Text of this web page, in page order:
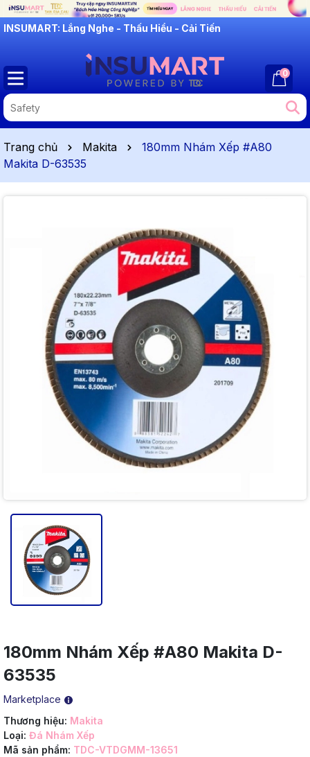
INSUMART: Lắng Nghe - Thấu Hiểu - Cải Tiến
0
Trang chủ Makita
180mm Nhám Xếp #A80
Makita D-63535
180mm Nhám Xếp #A80 Makita D-
63535
Marketplace
Thương hiệu: Makita
Loại: Đá Nhám Xếp
Mã sản phẩm: TDC-VTDGMM-13651